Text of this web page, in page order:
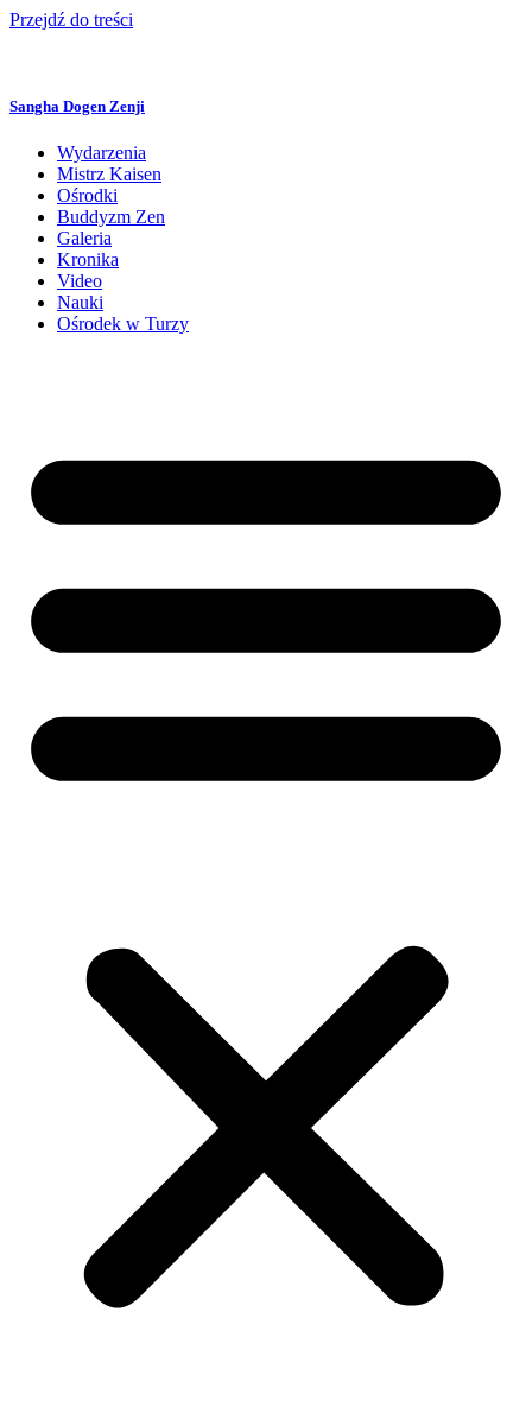
Przejdź do treści
Sangha Dogen Zenji
Wydarzenia
Mistrz Kaisen
Ośrodki
Buddyzm Zen
Galeria
Kronika
Video
Nauki
Ośrodek w Turzy